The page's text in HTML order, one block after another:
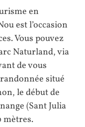
en
est l’occasion
Vous pouvez
Naturland, via
de vous
situé
le début de
(Sant Julia
mètres.